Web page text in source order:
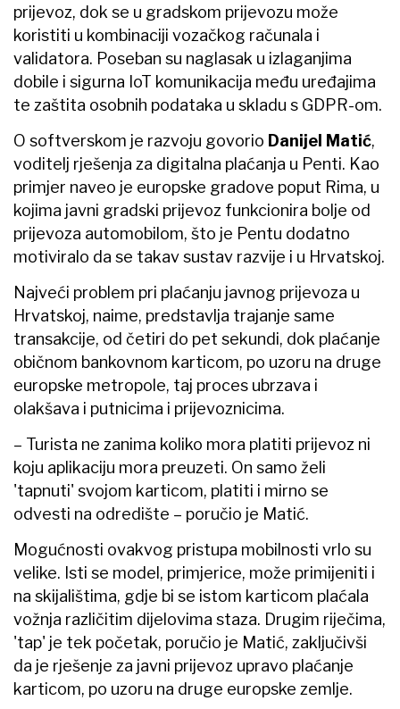
prijevoz, dok se u gradskom prijevozu može
koristiti u kombinaciji vozačkog računala i
validatora. Poseban su naglasak u izlaganjima
dobile i sigurna IoT komunikacija među uređajima
te zaštita osobnih podataka u skladu s GDPR-om.
O softverskom je razvoju govorio Danijel Matić,
voditelj rješenja za digitalna plaćanja u Penti. Kao
primjer naveo je europske gradove poput Rima, u
kojima javni gradski prijevoz funkcionira bolje od
prijevoza automobilom, što je Pentu dodatno
motiviralo da se takav sustav razvije i u Hrvatskoj.
Najveći problem pri plaćanju javnog prijevoza u
Hrvatskoj, naime, predstavlja trajanje same
transakcije, od četiri do pet sekundi, dok plaćanje
običnom bankovnom karticom, po uzoru na druge
europske metropole, taj proces ubrzava i
olakšava i putnicima i prijevoznicima.
– Turista ne zanima koliko mora platiti prijevoz ni
koju aplikaciju mora preuzeti. On samo želi
'tapnuti' svojom karticom, platiti i mirno se
odvesti na odredište – poručio je Matić.
Mogućnosti ovakvog pristupa mobilnosti vrlo su
velike. Isti se model, primjerice, može primijeniti i
na skijalištima, gdje bi se istom karticom plaćala
vožnja različitim dijelovima staza. Drugim riječima,
'tap' je tek početak, poručio je Matić, zaključivši
da je rješenje za javni prijevoz upravo plaćanje
karticom, po uzoru na druge europske zemlje.